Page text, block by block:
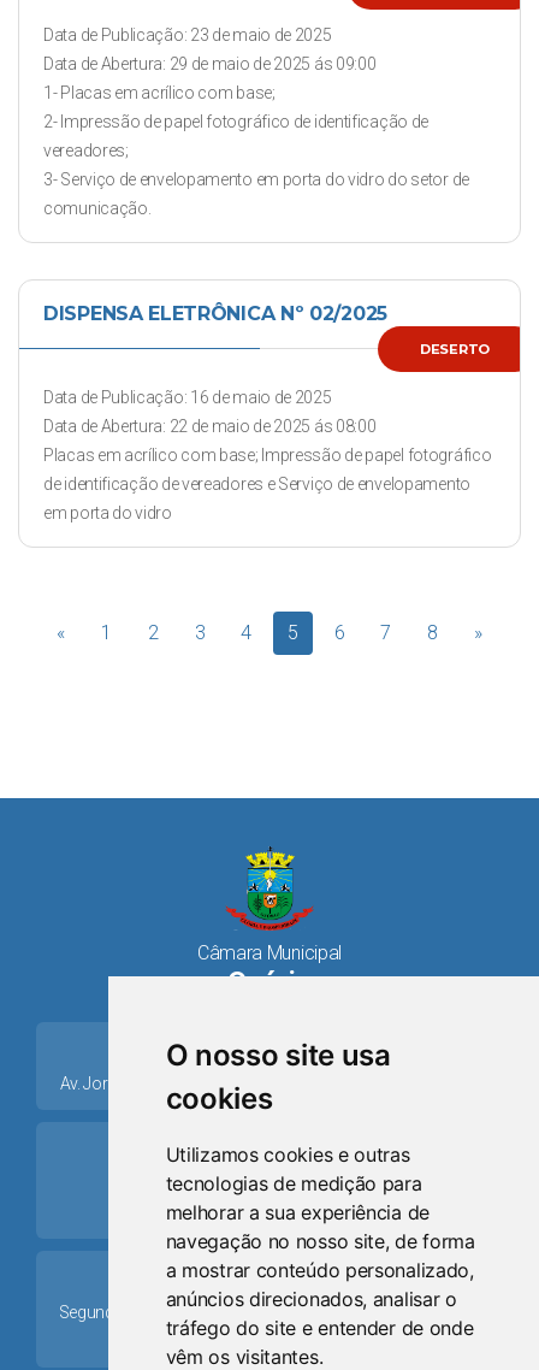
O nosso site usa
cookies
Utilizamos cookies e outras
tecnologias de medição para
melhorar a sua experiência de
navegação no nosso site, de forma
a mostrar conteúdo personalizado,
anúncios direcionados, analisar o
tráfego do site e entender de onde
vêm os visitantes.
Data de Publicação: 23 de maio de 2025
Data de Abertura: 29 de maio de 2025 ás 09:00
1- Placas em acrílico com base;
2- Impressão de papel fotográfico de identificação de
vereadores;
3- Serviço de envelopamento em porta do vidro do setor de
comunicação.
DESERTO
DISPENSA ELETRÔNICA Nº 02/2025
Data de Publicação: 16 de maio de 2025
Data de Abertura: 22 de maio de 2025 ás 08:00
Placas em acrílico com base; Impressão de papel fotográfico
de identificação de vereadores e Serviço de envelopamento
em porta do vidro
« 1 2 3 4 5 6 7 8 »
Câmara Municipal
Osório
place
Av. Jorge Dariva, 1211, Centro CEP: 95520.000 - Osório/RS
ring_volume
Telefone
(51) 9 8024-0884
Schedule
Segunda-feira a Sexta-feira: 08h às 12h e das 13h30min às
17h30min